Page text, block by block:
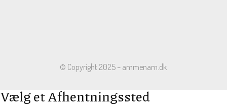
© Copyright 2025 – ammenam.dk
Vælg et Afhentningssted